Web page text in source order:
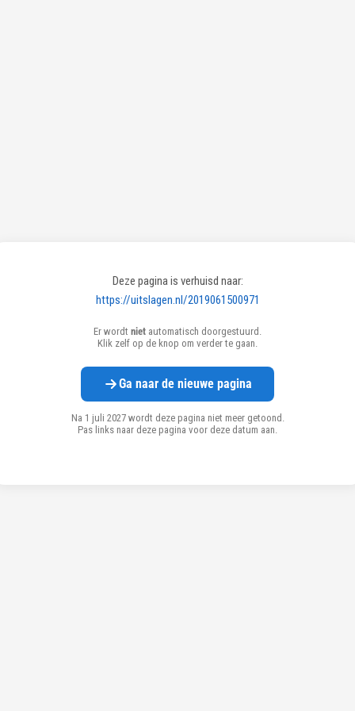
Deze pagina is verhuisd naar:
https://uitslagen.nl/2019061500971
Er wordt niet automatisch doorgestuurd.
Klik zelf op de knop om verder te gaan.
Ga naar de nieuwe pagina
Na 1 juli 2027 wordt deze pagina niet meer getoond.
Pas links naar deze pagina voor deze datum aan.